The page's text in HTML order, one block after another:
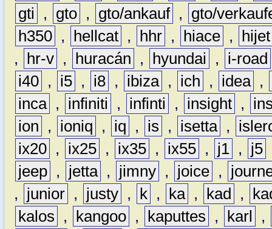
gti
, gto , gto/ankauf ,
gto/
h350 , hellcat , hhr , hiace ,
hijet
,
hr-v , huracán , hyundai ,
i-road
i40 , i5 , i8 , ibiza , ich , idea ,
inca , infiniti , infinti , insight ,
ion
, ioniq , iq , is , isetta ,
ix20 , ix25 , ix35 , ix55 , j1 , j5
jeep , jetta , jimny , joice ,
,
junior , justy , k , ka , kad ,
kalos
, kangoo , kaputtes , karl
,